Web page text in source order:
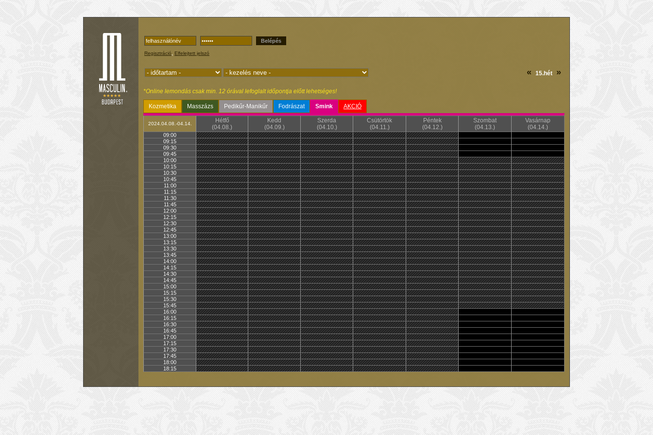
Belépés
Regisztráció, Elfelejtett jelszó
« 15.hét »
*Online lemondás csak min. 12 órával lefoglalt időpontja előtt lehetséges!
Kozmetika Masszázs Pedikűr-Manikűr Fodrászat Smink AKCIÓ
2024.04.08.-04.14.
Hétfő
(04.08.)
Kedd
(04.09.)
Szerda
(04.10.)
Csütörtök
(04.11.)
Péntek
(04.12.)
Szombat
(04.13.)
Vasárnap
(04.14.)
09:00
09:15
09:30
09:45
10:00
10:15
10:30
10:45
11:00
11:15
11:30
11:45
12:00
12:15
12:30
12:45
13:00
13:15
13:30
13:45
14:00
14:15
14:30
14:45
15:00
15:15
15:30
15:45
16:00
16:15
16:30
16:45
17:00
17:15
17:30
17:45
18:00
18:15